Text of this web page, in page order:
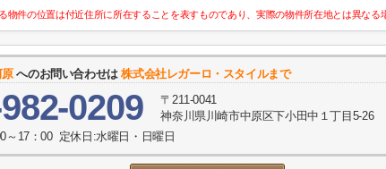
物件の位置は付近住所に所在することを表すものであり、実際の物件所在地とは異なる
原へのお問い合わせは株式会社レガーロ・スタイルまで
0209
〒211-0041
神奈川県川崎市中原区下小田中１丁目5-26
～17：00 定休日:水曜日・日曜日